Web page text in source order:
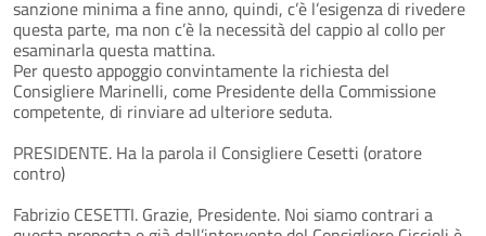
sanzione minima a fine anno, quindi, c’è l’esigenza di rivedere
questa parte, ma non c’è la necessità del cappio al collo per
esaminarla questa mattina.
Per questo appoggio convintamente la richiesta del
Consigliere Marinelli, come Presidente della Commissione
competente, di rinviare ad ulteriore seduta.
PRESIDENTE. Ha la parola il Consigliere Cesetti (oratore
contro)
Fabrizio CESETTI. Grazie, Presidente. Noi siamo contrari a